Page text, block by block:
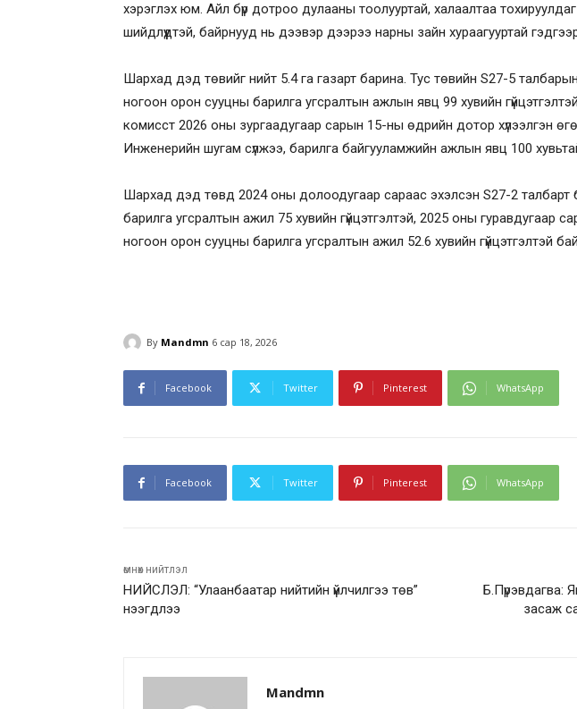
хэрэглэх юм. Айл бүр дотроо дулааны тоолууртай, халаалтаа
шийдлүүдтэй, байрнууд нь дээвэр дээрээ нарны зайн хураагууртай
Шархад дэд төвийг нийт 5.4 га газарт барина. Тус төвийн S27-5
ногоон орон сууцны барилга угсралтын ажлын явц 99 хувийн
комисст 2026 оны зургаадугаар сарын 15-ны өдрийн дотор хүлээлгэн
Инженерийн шугам сүлжээ, барилга байгууламжийн ажлын явц 100
Шархад дэд төвд 2024 оны долоодугаар сараас эхэлсэн S27-2 талбарт
барилга угсралтын ажил 75 хувийн гүйцэтгэлтэй, 2025 оны гуравдугаар
ногоон орон сууцны барилга угсралтын ажил 52.6 хувийн гүйцэтгэлтэй
By Mandmn 6 сар 18, 2026
Facebook Twitter Pinterest WhatsApp
Facebook Twitter Pinterest WhatsApp
өмнөх нийтлэл
НИЙСЛЭЛ: “Улаанбаатар нийтийн үйлчилгээ төв”
нээгдлээ
Б.Пүрэвдагва:
засаж
Mandmn